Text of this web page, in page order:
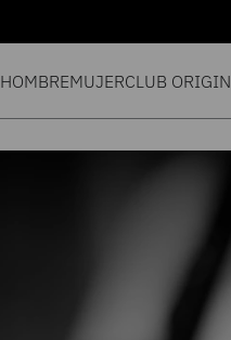
HOMBREMUJERCLUB ORIGIN